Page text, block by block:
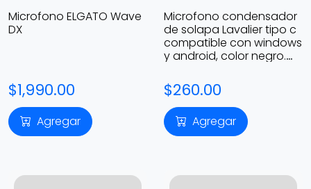
Microfono ELGATO Wave
DX
$1,990.00
Agregar
Microfono condensador
de solapa Lavalier tipo c
compatible con windows
y android, color negro.
$260.00
Agregar